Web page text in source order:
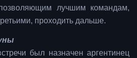
лучшим командам,
проходить дальше.
был назначен аргентинец